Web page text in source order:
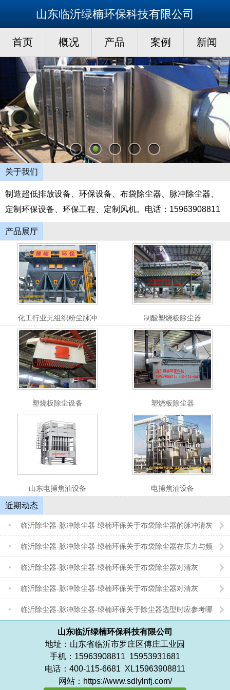
山东临沂绿楠环保科技有限公司
首页 概况 产品 案例 新闻
1 2 3 4 5
关于我们
制造超低排放设备、环保设备、布袋除尘器、脉冲除尘器、
定制环保设备、环保工程、定制风机。电话：15963908811
产品展厅
化工行业无组织粉尘脉冲 制酸塑烧板除尘器
塑烧板除尘设备 塑烧板除尘器
山东电捕焦油设备 电捕焦油设备
近期动态
临沂除尘器-脉冲除尘器-绿楠环保关于布袋除尘器的脉冲清灰
控制是一门精密的“平衡艺术”
临沂除尘器-脉冲除尘器-绿楠环保关于布袋除尘器在压力与频
次之间寻求最佳平衡点
临沂除尘器-脉冲除尘器-绿楠环保关于布袋除尘器对清灰
的“节奏”控制
临沂除尘器-脉冲除尘器-绿楠环保关于布袋除尘器对清灰
的“力道”把控
临沂除尘器-脉冲除尘器-绿楠环保关于除尘器选型时应参考哪
山东临沂绿楠环保科技有限公司
地址：山东省临沂市罗庄区傅庄工业园
手机：15963908811 15953931681
电话：400-115-6681 XL15963908811
网站：https://www.sdlylnfj.com/